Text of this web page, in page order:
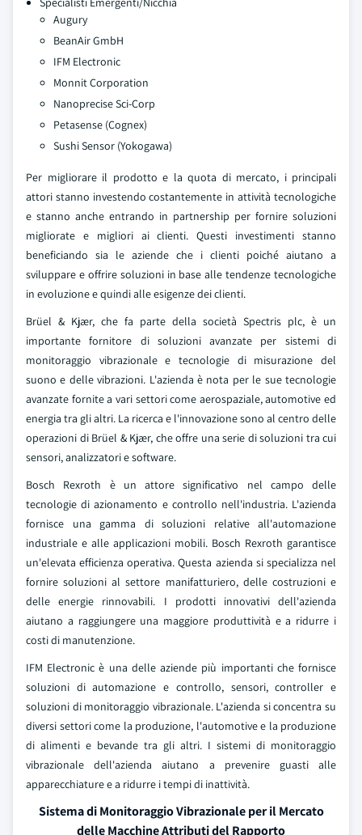
Augury
BeanAir GmbH
IFM Electronic
Monnit Corporation
Nanoprecise Sci-Corp
Petasense (Cognex)
Sushi Sensor (Yokogawa)
Per migliorare il prodotto e la quota di mercato, i principali
attori stanno investendo costantemente in attività tecnologiche
e stanno anche entrando in partnership per fornire soluzioni
migliorate e migliori ai clienti. Questi investimenti stanno
beneficiando sia le aziende che i clienti poiché aiutano a
sviluppare e offrire soluzioni in base alle tendenze tecnologiche
in evoluzione e quindi alle esigenze dei clienti.
Brüel & Kjær, che fa parte della società Spectris plc, è un
importante fornitore di soluzioni avanzate per sistemi di
monitoraggio vibrazionale e tecnologie di misurazione del
suono e delle vibrazioni. L'azienda è nota per le sue tecnologie
avanzate fornite a vari settori come aerospaziale, automotive ed
energia tra gli altri. La ricerca e l'innovazione sono al centro delle
operazioni di Brüel & Kjær, che offre una serie di soluzioni tra cui
sensori, analizzatori e software.
Bosch Rexroth è un attore significativo nel campo delle
tecnologie di azionamento e controllo nell'industria. L'azienda
fornisce una gamma di soluzioni relative all'automazione
industriale e alle applicazioni mobili. Bosch Rexroth garantisce
un'elevata efficienza operativa. Questa azienda si specializza nel
fornire soluzioni al settore manifatturiero, delle costruzioni e
delle energie rinnovabili. I prodotti innovativi dell'azienda
aiutano a raggiungere una maggiore produttività e a ridurre i
costi di manutenzione.
IFM Electronic è una delle aziende più importanti che fornisce
soluzioni di automazione e controllo, sensori, controller e
soluzioni di monitoraggio vibrazionale. L'azienda si concentra su
diversi settori come la produzione, l'automotive e la produzione
di alimenti e bevande tra gli altri. I sistemi di monitoraggio
vibrazionale dell'azienda aiutano a prevenire guasti alle
apparecchiature e a ridurre i tempi di inattività.
Sistema di Monitoraggio Vibrazionale per il Mercato
delle Macchine Attributi del Rapporto